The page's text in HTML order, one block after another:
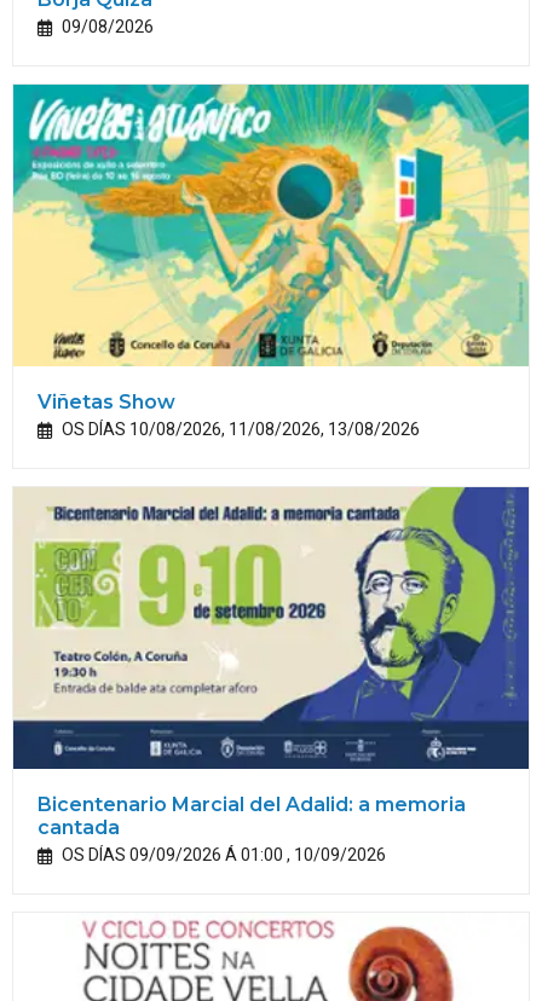
09/08/2026
Viñetas Show
OS DÍAS 10/08/2026, 11/08/2026, 13/08/2026
Bicentenario Marcial del Adalid: a memoria
cantada
OS DÍAS 09/09/2026 Á 01:00 , 10/09/2026